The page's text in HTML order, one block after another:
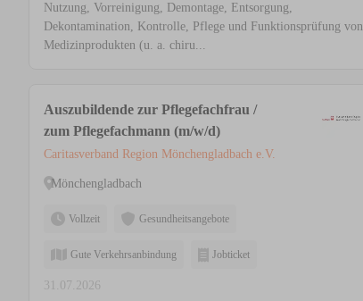
Nutzung, Vorreinigung, Demontage, Entsorgung,
Dekontamination, Kontrolle, Pflege und Funktionsprüfung von
Medizinprodukten (u. a. chiru...
Auszubildende zur Pflegefachfrau /
zum Pflegefachmann (m/w/d)
Caritasverband Region Mönchengladbach e.V.
Mönchengladbach
Vollzeit Gesundheitsangebote
Gute Verkehrsanbindung Jobticket
31.07.2026